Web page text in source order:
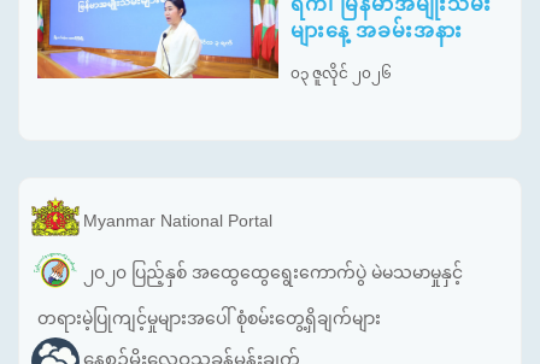
များနေ့ အခမ်းအနား
၀၃ ဇူလိုင် ၂၀၂၆
Myanmar National Portal
၂၀၂၀ ပြည့်နှစ် အထွေထွေရွေးကောက်ပွဲ မဲမသမာမှုနှင့်
တရားမဲ့ပြုကျင့်မှုများအပေါ် စုံစမ်းတွေ့ရှိချက်များ
နေ့စဉ်မိုးလေဝသခန့်မှန်းချက်